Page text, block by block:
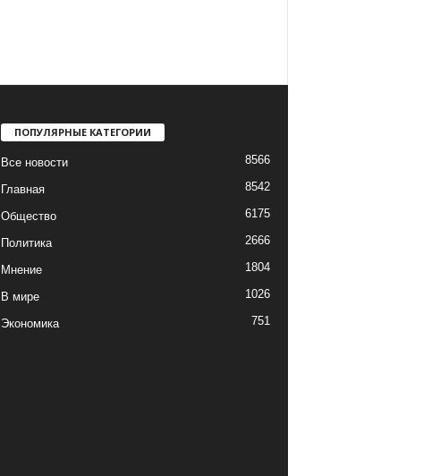
ПОПУЛЯРНЫЕ КАТЕГОРИИ
Все новости 8566
Главная 8542
Общество 6175
Политика 2666
Мнение 1804
В мире 1026
Экономика 751